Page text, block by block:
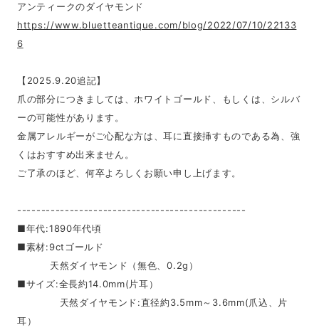
アンティークのダイヤモンド
https://www.bluetteantique.com/blog/2022/07/10/22133
6
【2025.9.20追記】
爪の部分につきましては、ホワイトゴールド、もしくは、シルバ
ーの可能性があります。
金属アレルギーがご心配な方は、耳に直接挿すものである為、強
くはおすすめ出来ません。
ご了承のほど、何卒よろしくお願い申し上げます。
------------------------------------------------
■年代:1890年代頃
■素材:9ctゴールド
天然ダイヤモンド（無色、0.2g）
■サイズ:全長約14.0mm(片耳）
天然ダイヤモンド:直径約3.5mm～3.6mm(爪込、片
耳）